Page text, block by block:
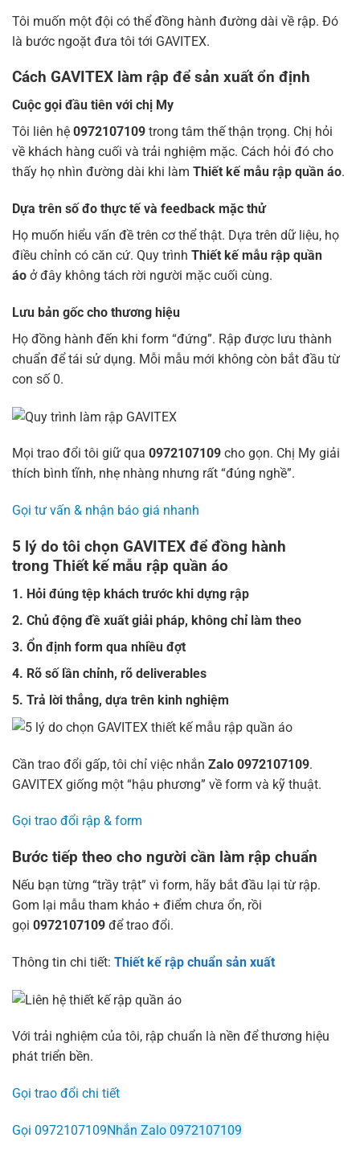
Tôi muốn một đội có thể đồng hành đường dài về rập. Đó
là bước ngoặt đưa tôi tới GAVITEX.
Cách GAVITEX làm rập để sản xuất ổn định
Cuộc gọi đầu tiên với chị My
Tôi liên hệ 0972107109 trong tâm thế thận trọng. Chị hỏi
về khách hàng cuối và trải nghiệm mặc. Cách hỏi đó cho
thấy họ nhìn đường dài khi làm Thiết kế mẫu rập quần áo.
Dựa trên số đo thực tế và feedback mặc thử
Họ muốn hiểu vấn đề trên cơ thể thật. Dựa trên dữ liệu, họ
điều chỉnh có căn cứ. Quy trình Thiết kế mẫu rập quần
áo ở đây không tách rời người mặc cuối cùng.
Lưu bản gốc cho thương hiệu
Họ đồng hành đến khi form “đứng”. Rập được lưu thành
chuẩn để tái sử dụng. Mỗi mẫu mới không còn bắt đầu từ
con số 0.
Mọi trao đổi tôi giữ qua 0972107109 cho gọn. Chị My giải
thích bình tĩnh, nhẹ nhàng nhưng rất “đúng nghề”.
Gọi tư vấn & nhận báo giá nhanh
5 lý do tôi chọn GAVITEX để đồng hành
trong Thiết kế mẫu rập quần áo
1. Hỏi đúng tệp khách trước khi dựng rập
2. Chủ động đề xuất giải pháp, không chỉ làm theo
3. Ổn định form qua nhiều đợt
4. Rõ số lần chỉnh, rõ deliverables
5. Trả lời thẳng, dựa trên kinh nghiệm
Cần trao đổi gấp, tôi chỉ việc nhắn Zalo 0972107109.
GAVITEX giống một “hậu phương” về form và kỹ thuật.
Gọi trao đổi rập & form
Bước tiếp theo cho người cần làm rập chuẩn
Nếu bạn từng “trầy trật” vì form, hãy bắt đầu lại từ rập.
Gom lại mẫu tham khảo + điểm chưa ổn, rồi
gọi 0972107109 để trao đổi.
Thông tin chi tiết: Thiết kế rập chuẩn sản xuất
Với trải nghiệm của tôi, rập chuẩn là nền để thương hiệu
phát triển bền.
Gọi trao đổi chi tiết
Gọi 0972107109Nhắn Zalo 0972107109